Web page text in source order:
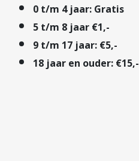
0 t/m 4 jaar: Gratis
5 t/m 8 jaar €1,-
9 t/m 17 jaar: €5,-
18 jaar en ouder: €15,-